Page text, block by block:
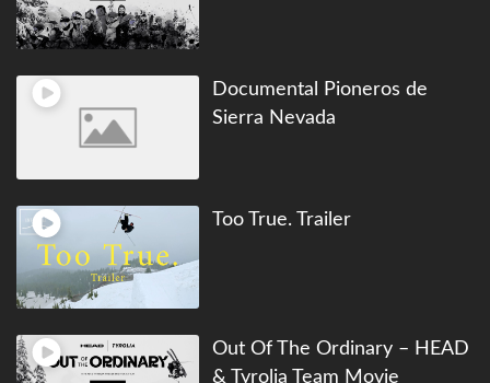
Documental Pioneros de
Sierra Nevada
Too True. Trailer
Out Of The Ordinary – HEAD
& Tyrolia Team Movie